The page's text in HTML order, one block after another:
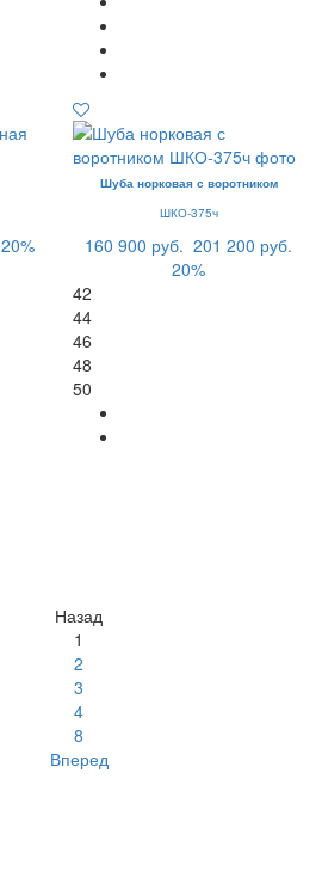
20%
Шуба норковая с воротником
ШКО-375ч
160 900 руб. 201 200 руб.
20%
42
44
46
48
50
Назад
1
2
3
4
8
Вперед